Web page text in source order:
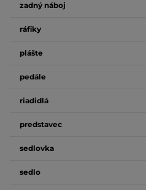
zadný náboj
ráfiky
plášte
pedále
riadidlá
predstavec
sedlovka
sedlo